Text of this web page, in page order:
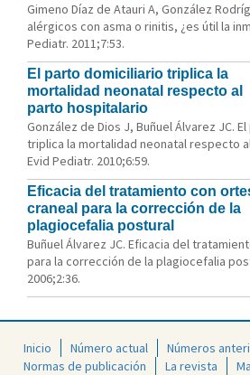
Gimeno Díaz de Atauri A, González
alérgicos con asma o rinitis, ¿es útil la
Pediatr. 2011;7:53.
El parto domiciliario triplica la
mortalidad neonatal respecto al
parto hospitalario
González de Dios J, Buñuel Álvarez JC.
triplica la mortalidad neonatal respecto
Evid Pediatr. 2010;6:59.
Eficacia del tratamiento con
craneal para la corrección de la
plagiocefalia postural
Buñuel Álvarez JC. Eficacia del
para la corrección de la plagiocefalia
2006;2:36.
Inicio Número actual
Números
Normas de publicación
La revista